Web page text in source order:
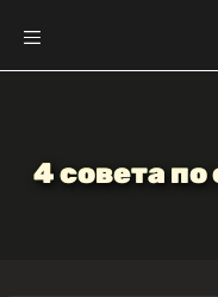
4 совета